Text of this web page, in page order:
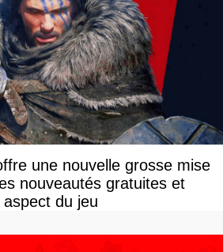
une nouvelle grosse mise
nouveautés gratuites et
du jeu